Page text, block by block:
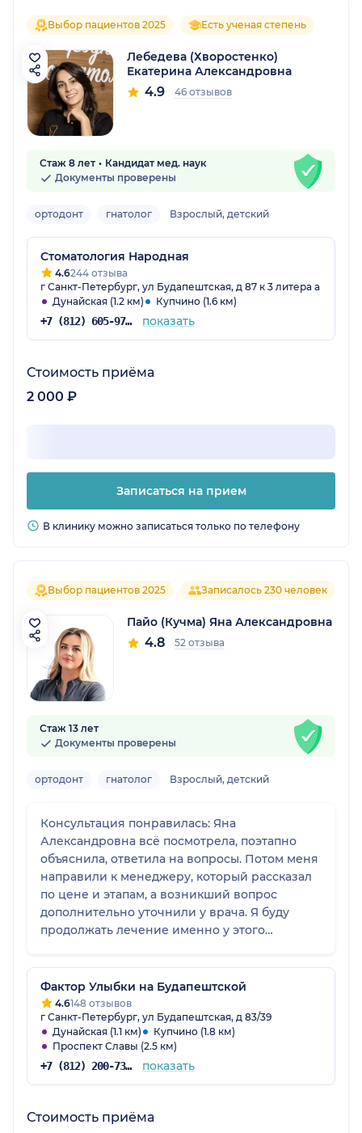
Выбор пациентов 2025 Есть ученая степень
Лебедева (Хворостенко)
Екатерина Александровна
4.9 46 отзывов
Стаж 8 лет
Кандидат мед. наук
Документы проверены
ортодонт гнатолог Взрослый, детский
Стоматология Народная
4.6244 отзыва
г Санкт-Петербург, ул Будапештская, д 87 к 3 литера а
Дунайская (1.2 км)
Купчино (1.6 км)
+7 (812) 605-97-48 показать
Стоимость приёма
2 000 ₽
Записаться на прием
В клинику можно записаться только по телефону
Выбор пациентов 2025 Записалось 230 человек
Пайо (Кучма) Яна Александровна
4.8 52 отзыва
Стаж 13 лет
Документы проверены
ортодонт гнатолог Взрослый, детский
Консультация понравилась: Яна
Александровна всё посмотрела, поэтапно
объяснила, ответила на вопросы. Потом меня
направили к менеджеру, который рассказал
по цене и этапам, а возникший вопрос
дополнительно уточнили у врача. Я буду
продолжать лечение именно у этого
Фактор Улыбки на Будапештской
4.6148 отзывов
г Санкт-Петербург, ул Будапештская, д 83/39
Дунайская (1.1 км)
Купчино (1.8 км)
Проспект Славы (2.5 км)
+7 (812) 200-73-56 показать
Стоимость приёма